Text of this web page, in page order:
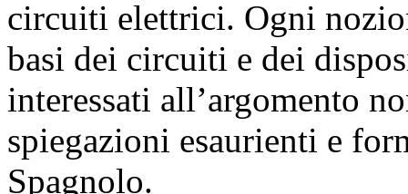
circuiti elettrici. Ogni
basi dei circuiti e dei
interessati all’argomento
spiegazioni esaurienti e
Spagnolo.